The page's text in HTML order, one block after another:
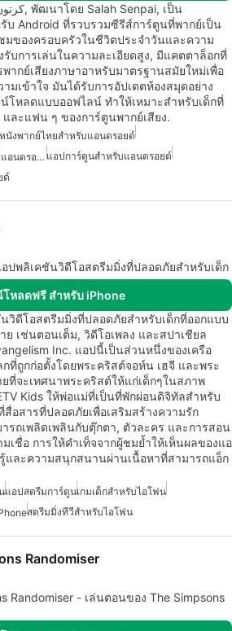
บ Android ที่รวบรวมซีรีส์การ์ตูนที่พากย์เป็น
มของครอบครัวในชีวิตประจำวันและความ
บการเล่นในความละเอียดสูง, มีแคตตาล็อกที่
ากย์เสียงภาษาอาหรับมาตรฐานสมัยใหม่เพื่อ
ามเข้าใจ มันได้รับการอัปเดตห้องสมุดอย่าง
โหลดแบบออฟไลน์ ทำให้เหมาะสำหรับเด็กที่
ละแฟน ๆ ของการ์ตูนพากย์เสียง.
นังพากย์ไทยสำหรับแอนดรอยด์
แอพภาพยนตร์พากย์เสียงสำหรับแอนดรอยด์ แอปการ์ตูนสำหรับแอนดรอยด์
ด์
อปพลิเคชันวิดีโอสตรีมมิ่งที่ปลอดภัยสำหรับเด็ก
โหลดฟรี สำหรับ iPhone
นวิดีโอสตรีมมิ่งที่ปลอดภัยสำหรับเด็กที่ออกแบบ
ย เช่นตอนเต็ม, วิดีโอเพลง และสปาเชียล
Inc. แอปนี้เป็นส่วนหนึ่งของเครือ
ที่ถูกก่อตั้งโดยพระคริสต์จอห์น เฮจี และพระ
ที่จะเทศนาพระคริสต์ให้แก่เด็กๆในสภาพ
Kids ให้พ่อแม่ที่เป็นที่พักผ่อนดิจิทัลสำหรับ
อสารที่ปลอดภัยเพื่อเสริมสร้างความรัก
รถเพลิดเพลินกับตุ๊กตา, ตัวละคร และการสอน
เชื่อ การให้คำเท็จจากผู้ชมย้ำให้เห็นผลของแอ
รู้และความสนุกสนานผ่านเนื้อหาที่สามารถแอ็ก
แอปสตรีมการ์ตูนเกมเด็กสำหรับไอโฟน
สตรีมมิ่งทีวีสำหรับไอโฟน
Randomiser
Randomiser - เล่นตอนของ The Simpsons